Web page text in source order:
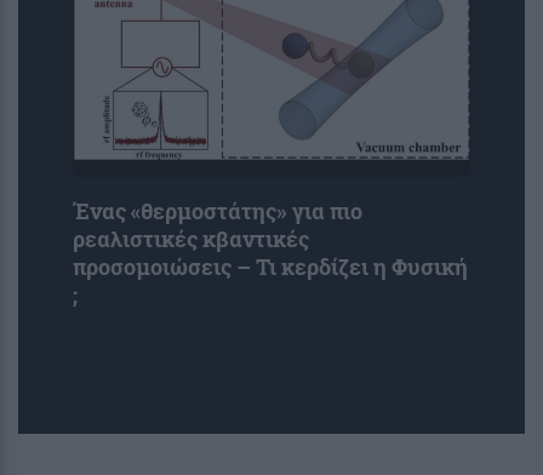
Ένας «θερμοστάτης» για πιο
ρεαλιστικές κβαντικές
προσομοιώσεις – Τι κερδίζει η Φυσική
;